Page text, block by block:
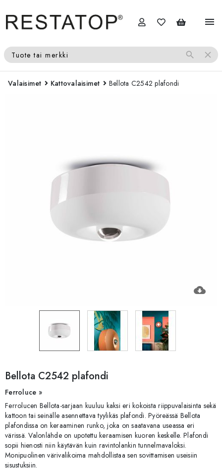
menu
Tuote tai merkki search close
Valaisimet Kattovalaisimet Bellota C2542 plafondi
cloud_download
Bellota C2542 plafondi
Ferroluce »
Ferrolucen Bellota-sarjaan kuuluu kaksi eri kokoista riippuvalaisinta sekä
kattoon tai seinälle asennettava tyylikäs plafondi. Pyöreässä Bellota
plafondissa on keraaminen runko, joka on saatavana useassa eri
värissä. Valonlähde on upotettu keraamisen kuoren keskelle. Plafondi
sopii hienosti niin käytävän kuin ravintolankin tunnelmavaloksi.
Monipuolinen värivalikoima mahdollistaa sen sovittamisen useisiin
sisustuksiin.